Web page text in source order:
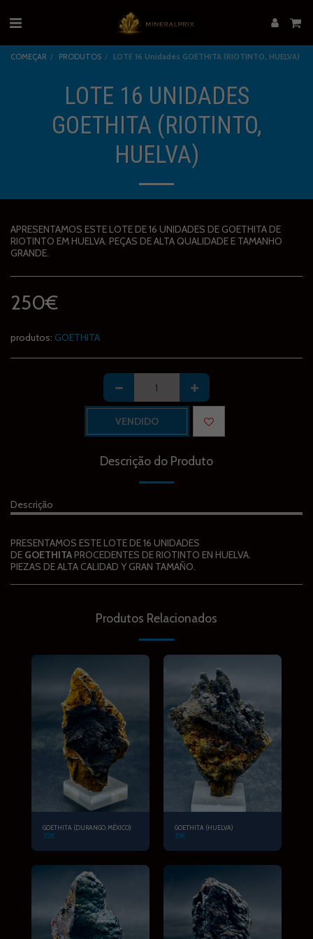
COMEÇAR PRODUTOS LOTE 16 Unidades GOETHITA (RIOTINTO, HUELVA)
LOTE 16 UNIDADES
GOETHITA (RIOTINTO,
HUELVA)
APRESENTAMOS ESTE LOTE DE 16 UNIDADES DE GOETHITA DE
RIOTINTO EM HUELVA. PEÇAS DE ALTA QUALIDADE E TAMANHO
GRANDE.
250€
produtos: GOETHITA
VENDIDO
Descrição do Produto
Descrição
PRESENTAMOS ESTE LOTE DE 16 UNIDADES
DE GOETHITA PROCEDENTES DE RIOTINTO EN HUELVA.
PIEZAS DE ALTA CALIDAD Y GRAN TAMAÑO.
Produtos Relacionados
GOETHITA (DURANGO, MÉXICO)
35€
GOETHITA (HUELVA)
15€